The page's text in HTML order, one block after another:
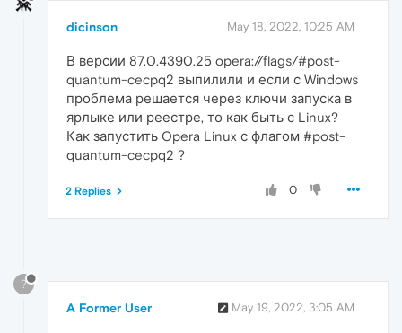
dicinson May 18, 2022, 10:25 AM
В версии 87.0.4390.25 opera://flags/#post-
quantum-cecpq2 выпилили и если с Windows
проблема решается через ключи запуска в
ярлыке или реестре, то как быть с Linux?
Как запустить Opera Linux с флагом #post-
quantum-cecpq2 ?
0
2 Replies
?
A Former User May 19, 2022, 3:05 AM